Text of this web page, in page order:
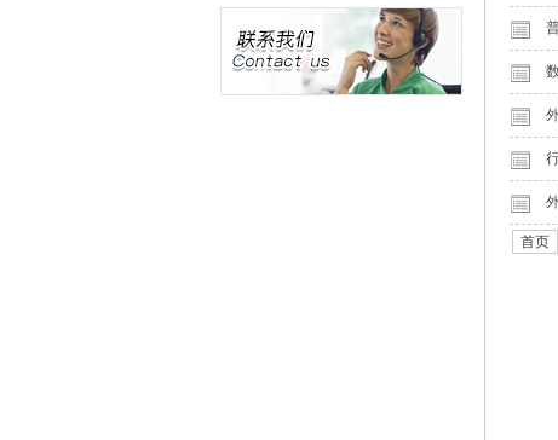
首页